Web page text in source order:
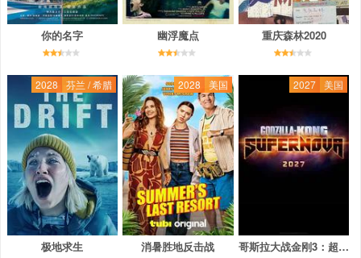
你的名字 幽浮魔点 重庆森林2020
2028 芬兰 / 希腊
极地求生
2028 美国
消暑胜地反击战
2027 美国
哥斯拉大战金刚3：超新星之战